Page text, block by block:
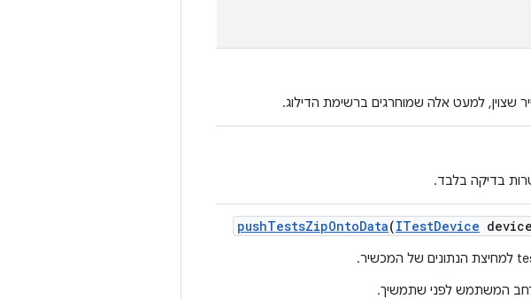
שצוין, למעט אלה שמוחרגים ברשימת הדילוג.
בדיקה בלבד.
pushTestsZipOntoData(ITestDevice device
המשתמש לפני שתמשיך.